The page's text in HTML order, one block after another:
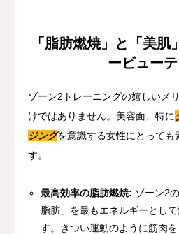
「脂肪燃焼」と「美
ービュー
ゾーン2トレーニングの嬉しいメ
けではありません。美容面、特に
ジングを意識する女性にとっても
す。
最高効率の脂肪燃焼: ゾーン2
脂肪」を最もエネルギーとし
す。きつい運動のように筋肉を